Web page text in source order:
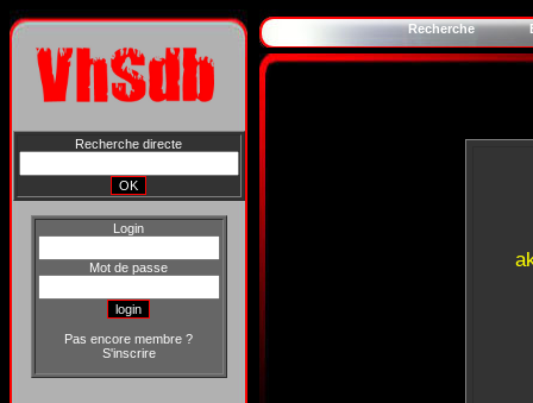
Recherche directe
Login
Mot de passe
Pas encore membre ?
S'inscrire
Recherche